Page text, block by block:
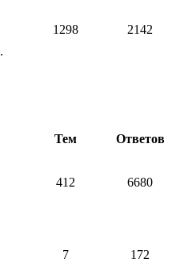
.
1298 2142
Тем Ответов
412 6680
7 172